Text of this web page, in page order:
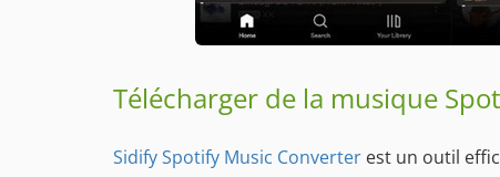
Télécharger de la musique
Sidify Spotify Music Converter est un outil